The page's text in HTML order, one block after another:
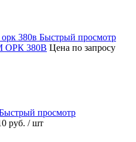
Быстрый просмотр
ОРК 380В Цена по запросу
просмотр
руб. / шт